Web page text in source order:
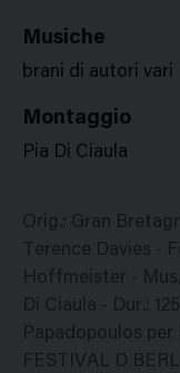
Musiche
brani di autori vari
Montaggio
Pia Di Ciaula
Orig.: Gran
Terence Davies -
Hoffmeister -
Di Ciaula - Dur.:
Papadopoulos per
FESTIVAL D